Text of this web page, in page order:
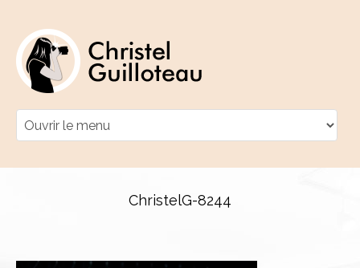
ChristelG-8244